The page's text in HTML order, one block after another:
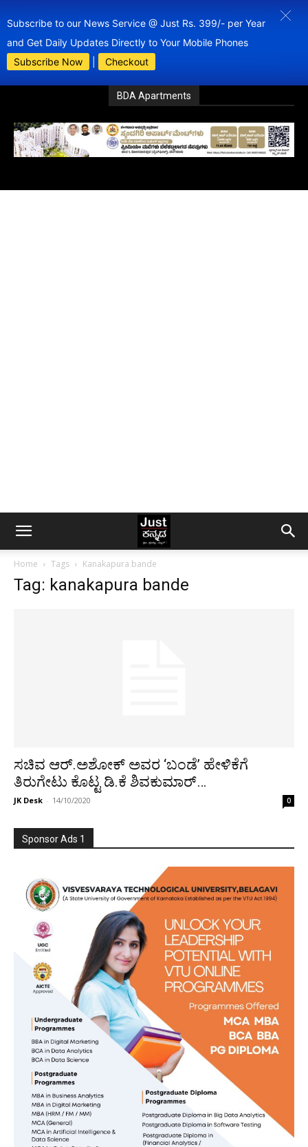
Subscribe to our News Service @ Just Rs. 399/- per Year
and Get Daily Updates Directly to Your Mobile Phones
Subscribe Now
Checkout
BDA Apartments
Home Tags Kanakapura bande
Tag: kanakapura bande
ಸಚಿವ ಆರ್.ಅಶೋಕ್ ಅವರ ‘ಬಂಡೆ’ ಹೇಳಿಕೆಗೆ
ತಿರುಗೇಟು ಕೊಟ್ಟ ಡಿ.ಕೆ ಶಿವಕುಮಾರ್…
JK Desk - 14/10/2020 0
Sponsor Ads 1